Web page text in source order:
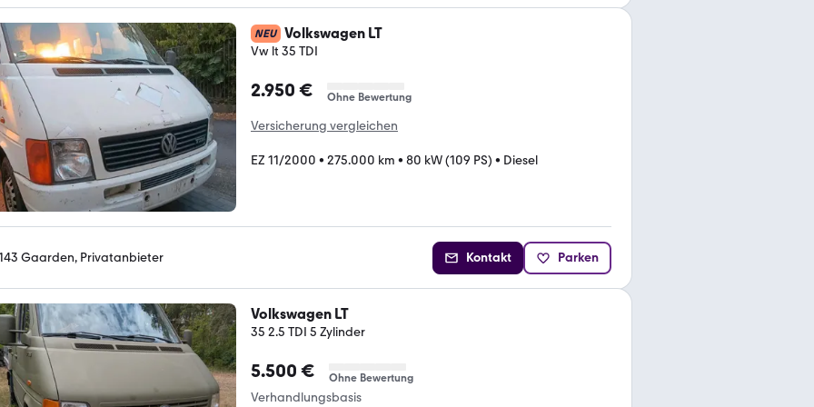
NEU Volkswagen LT
Vw lt 35 TDI
2.950 € Ohne Bewertung
Versicherung vergleichen
EZ 11/2000 • 275.000 km • 80 kW (109 PS) • Diesel
Gaarden, Privatanbieter Kontakt Parken
Volkswagen LT
35 2.5 TDI 5 Zylinder
5.500 € Ohne Bewertung
Verhandlungsbasis